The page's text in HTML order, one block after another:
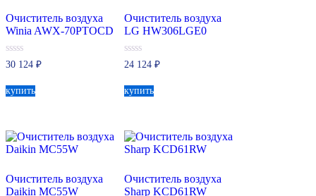
Очиститель воздуха
Winia AWX-70PTOCD
0
из
30 124 ₽
купить
Очиститель воздуха
LG HW306LGE0
0
из
24 124₽
купить
Очиститель воздуха
Daikin MC55W
Очиститель воздуха
Sharp KCD61RW